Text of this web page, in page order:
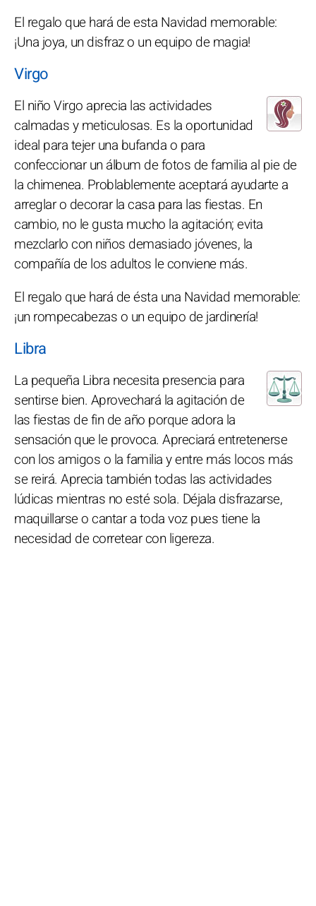
El regalo que hará de esta Navidad memorable:
¡Una joya, un disfraz o un equipo de magia!
Virgo
El niño Virgo aprecia las actividades
calmadas y meticulosas. Es la oportunidad
ideal para tejer una bufanda o para
confeccionar un álbum de fotos de familia al pie de
la chimenea. Problablemente aceptará ayudarte a
arreglar o decorar la casa para las fiestas. En
cambio, no le gusta mucho la agitación; evita
mezclarlo con niños demasiado jóvenes, la
compañía de los adultos le conviene más.
El regalo que hará de ésta una Navidad memorable:
¡un rompecabezas o un equipo de jardinería!
Libra
La pequeña Libra necesita presencia para
sentirse bien. Aprovechará la agitación de
las fiestas de fin de año porque adora la
sensación que le provoca. Apreciará entretenerse
con los amigos o la familia y entre más locos más
se reirá. Aprecia también todas las actividades
lúdicas mientras no esté sola. Déjala disfrazarse,
maquillarse o cantar a toda voz pues tiene la
necesidad de corretear con ligereza.